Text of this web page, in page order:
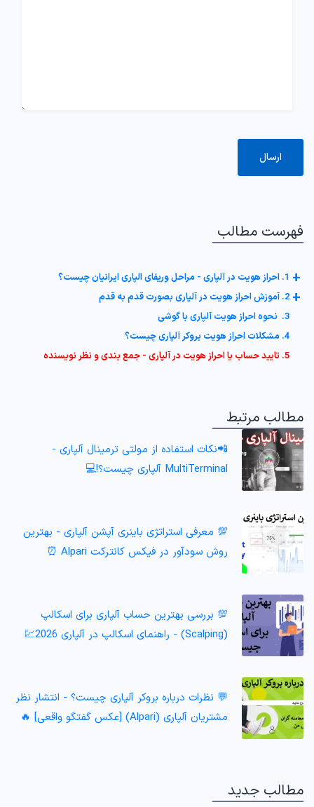
فهرست مطالب
1. احراز هویت در آلپاری - مراحل وریفای الپاری ایرانیان چیست؟ +
2. آموزش احراز هویت در آلپاری بصورت قدم به قدم +
3. نحوه احراز هویت آلپاری با گوشی
4. مشکلات احراز هویت بروکر آلپاری چیست؟
5. تایید حساب یا احراز هویت در آلپاری - جمع بندی و نظر نویسنده
مطالب مرتبط
📲نکات استفاده از مولتی ترمینال آلپاری -
MultiTerminal آلپاری چیست؟!💻
💯 معرفی استراتژی باینری آپشن آلپاری - بهترین
روش سودآور در فیکس کانترکت Alpari ⏰
💯 بررسی بهترین حساب آلپاری برای اسکالپ
(Scalping) - راهنمای اسکالپ در آلپاری 2026💹
💬 نظرات درباره بروکر آلپاری چیست؟ - انتشار نظر
مشتریان آلپاری (Alpari) [عکس گفتگو واقعی] 🔥
مطالب جدید